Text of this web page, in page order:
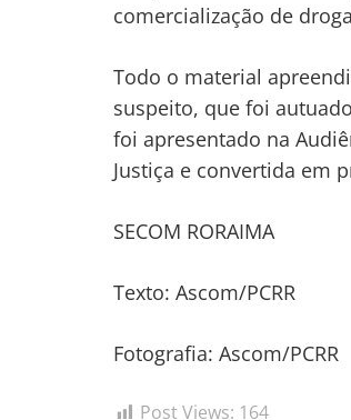
comercialização de
Todo o material
suspeito, que foi
foi apresentado na
Justiça e convertida em
SECOM RORAIMA
Texto: Ascom/PCRR
Fotografia: Ascom/PCRR
Post Views: 164